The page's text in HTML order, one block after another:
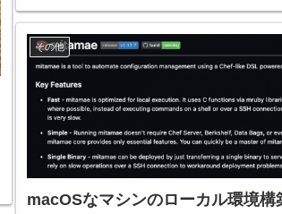
その他
macOSなマシンのローカル環境構